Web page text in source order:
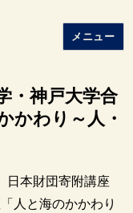
メニュー
・神戸大学合
かわり～人・
日本財団寄附講座
人と海のかかわり